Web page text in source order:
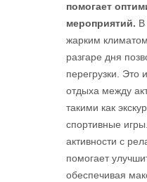
помогает
мероприятий. В
жарким
разгаре дня
перегрузки. Это
отдыха между
такими как
спортивные
активности с
помогает
обеспечивая